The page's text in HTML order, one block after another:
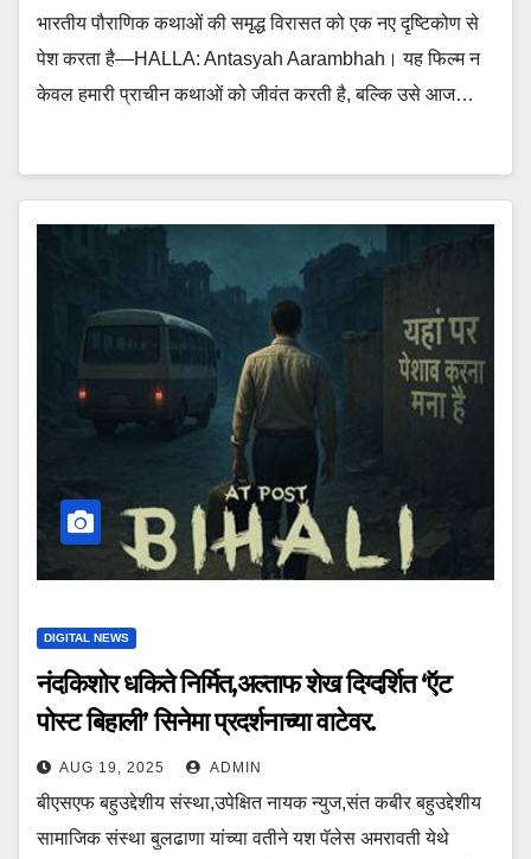
भारतीय पौराणिक कथाओं की समृद्ध विरासत को एक नए दृष्टिकोण से
पेश करता है—HALLA: Antasyah Aarambhah। यह फिल्म न
केवल हमारी प्राचीन कथाओं को जीवंत करती है, बल्कि उसे आज…
DIGITAL NEWS
नंदकिशोर धकिते निर्मित,अल्ताफ शेख दिग्दर्शित ‘ऍट
पोस्ट बिहाली’ सिनेमा प्रदर्शनाच्या वाटेवर.
AUG 19, 2025 ADMIN
बीएसएफ बहुउद्देशीय संस्था,उपेक्षित नायक न्युज,संत कबीर बहुउद्देशीय
सामाजिक संस्था बुलढाणा यांच्या वतीने यश पॅलेस अमरावती येथे